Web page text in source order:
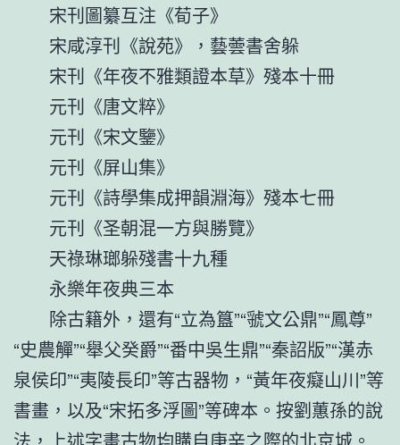
宋刊圖纂互注《荀子》
宋咸淳刊《說苑》，藝蕓書舍躲
宋刊《年夜不雅類證本草》殘本十冊
元刊《唐文粹》
元刊《宋文鑒》
元刊《屏山集》
元刊《詩學集成押韻淵海》殘本七冊
元刊《圣朝混一方與勝覽》
天祿琳瑯躲殘書十九種
永樂年夜典三本
除古籍外，還有“立為簋”“虢文公鼎”“鳳尊”
“史農觶”“舉父癸爵”“番中吳生鼎”“秦詔版”“漢赤
泉侯印”“夷陵長印”等古器物，“黃年夜癡山川”等
書畫，以及“宋拓多浮圖”等碑本。按劉蕙孫的說
法，上述字畫古物均購自庚辛之際的北京城。